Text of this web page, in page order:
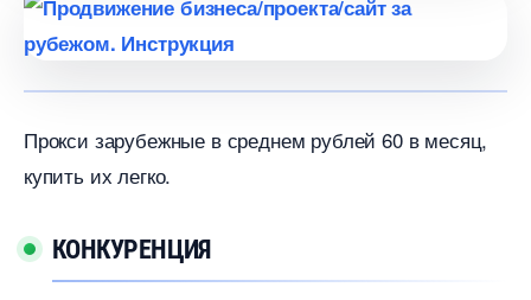
Прокси зарубежные в среднем рублей 60 в месяц,
купить их легко.
КОНКУРЕНЦИЯ